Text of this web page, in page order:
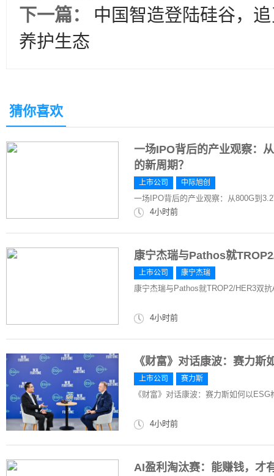
下一篇：
中国智造登陆硅谷，
养护生态
猜你喜欢
一场IPO背后的产业观察：
的新周期？
上市公司 中际旭创
一场IPO背后的产业观察：从800G到
4小时前
康宁杰瑞与Pathos就
上市公司 康宁杰瑞
康宁杰瑞与Pathos就TROP2/HER3双
4小时前
《财富》对话康波：赛力
上市公司 赛力斯
《财富》对话康波：赛力斯如何以
4小时前
AI盈利淘汰赛：能赚钱，才